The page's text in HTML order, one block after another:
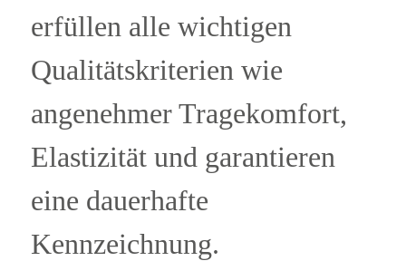
erfüllen alle wichtigen
Qualitätskriterien wie
angenehmer Tragekomfort,
Elastizität und garantieren
eine dauerhafte
Kennzeichnung.